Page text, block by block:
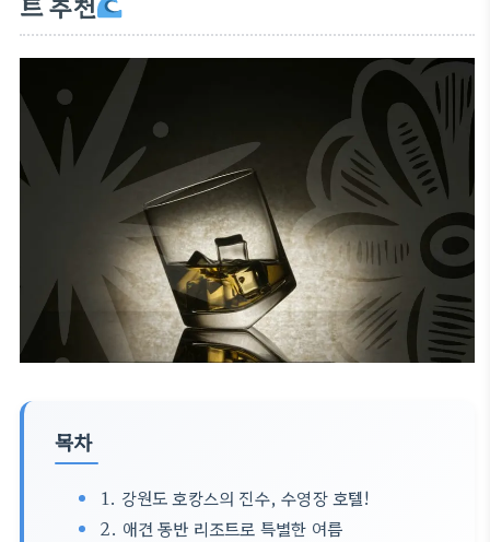
목차
1. 강원도 호캉스의 진수, 수영장 호텔!
2. 애견 동반 리조트로 특별한 여름